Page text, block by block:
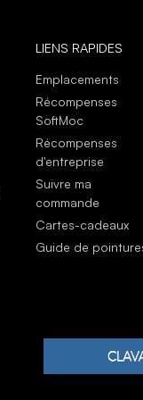
LIENS RAPIDES
Emplacements
Récompenses
SoftMoc
Récompenses
d'entreprise
Suivre ma
commande
Cartes-cadeaux
Guide de